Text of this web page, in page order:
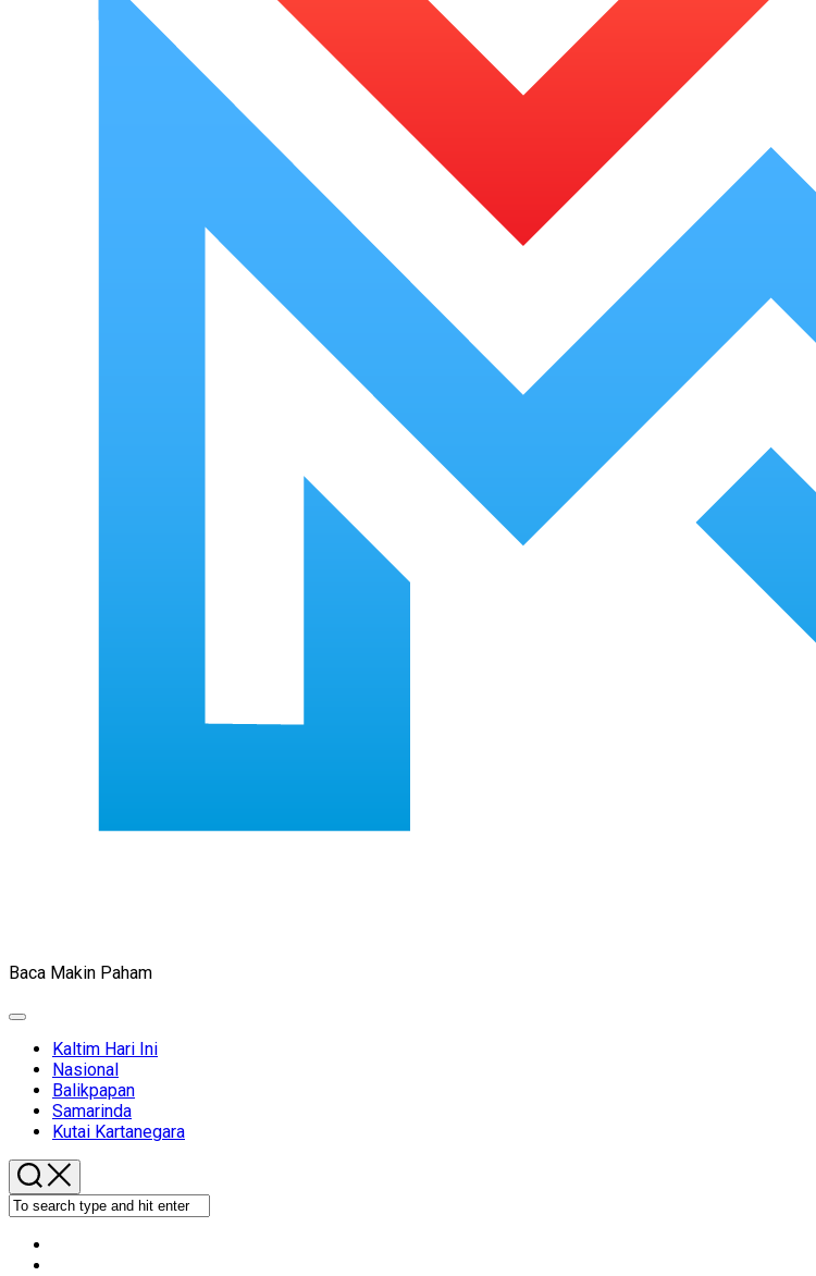
Baca Makin Paham
Expand
Kaltim Hari Ini
Nasional
Balikpapan
Samarinda
Kutai Kartanegara